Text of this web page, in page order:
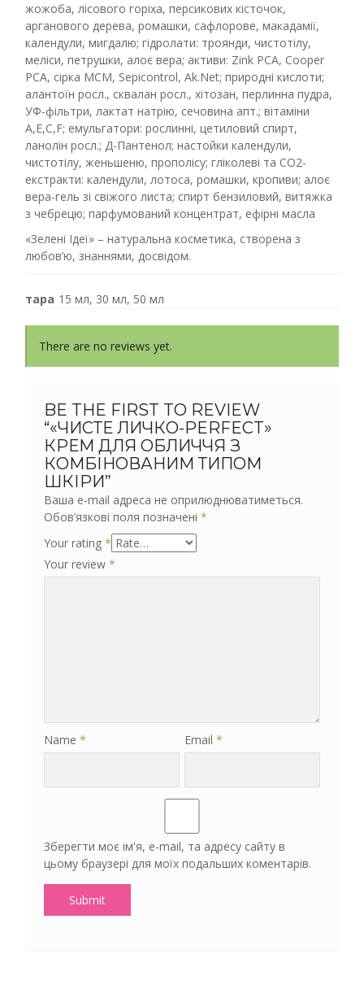
жожоба, лісового горіха, персикових кісточок,
арганового дерева, ромашки, сафлорове, макадамії,
календули, мигдалю; гідролати: троянди, чистотілу,
меліси, петрушки, алоє вера; активи: Zink PCA, Cooper
PCA, сірка МСМ, Sepicontrol, Ak.Net; природні кислоти;
алантоїн росл., сквалан росл., хітозан, перлинна пудра,
УФ-фільтри, лактат натрію, сечовина апт.; вітаміни
А,Е,С,F; емульгатори: рослинні, цетиловий спирт,
ланолін росл.; Д-Пантенол; настойки календули,
чистотілу, женьшеню, прополісу; гліколеві та СО2-
екстракти: календули, лотоса, ромашки, кропиви; алоє
вера-гель зі свіжого листа; спирт бензиловий, витяжка
з чебрецю; парфумований концентрат, ефірні масла
«Зелені Ідеї» – натуральна косметика, створена з
любов’ю, знаннями, досвідом.
тара 15 мл, 30 мл, 50 мл
There are no reviews yet.
BE THE FIRST TO REVIEW
“«ЧИСТЕ ЛИЧКО-PERFECT»
КРЕМ ДЛЯ ОБЛИЧЧЯ З
КОМБІНОВАНИМ ТИПОМ
ШКІРИ”
Ваша e-mail адреса не оприлюднюватиметься.
Обов’язкові поля позначені *
Your rating *
Your review *
Name * Email*
Зберегти моє ім'я, e-mail, та адресу сайту в
цьому браузері для моїх подальших коментарів.